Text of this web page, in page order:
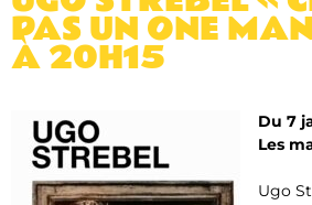
PAS UN ONE
À 20H15
Du 7
Les
Ugo